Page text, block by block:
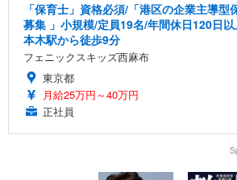
「保育士」資格必須/「港区の企業主導型
募集 」小規模/定員19名/年間休日120日
本木駅から徒歩9分
フェニックスキッズ西麻布
東京都
月給25万円～40万円
正社員